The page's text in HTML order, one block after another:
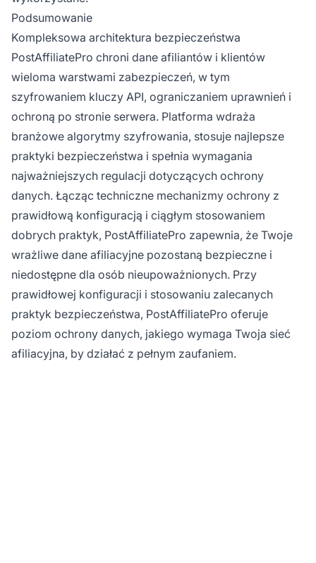
Podsumowanie
Kompleksowa architektura bezpieczeństwa
PostAffiliatePro chroni dane afiliantów i klientów
wieloma warstwami zabezpieczeń, w tym
szyfrowaniem kluczy API, ograniczaniem uprawnień i
ochroną po stronie serwera. Platforma wdraża
branżowe algorytmy szyfrowania, stosuje najlepsze
praktyki bezpieczeństwa i spełnia wymagania
najważniejszych regulacji dotyczących ochrony
danych. Łącząc techniczne mechanizmy ochrony z
prawidłową konfiguracją i ciągłym stosowaniem
dobrych praktyk, PostAffiliatePro zapewnia, że Twoje
wrażliwe dane afiliacyjne pozostaną bezpieczne i
niedostępne dla osób nieupoważnionych. Przy
prawidłowej konfiguracji i stosowaniu zalecanych
praktyk bezpieczeństwa, PostAffiliatePro oferuje
poziom ochrony danych, jakiego wymaga Twoja sieć
afiliacyjna, by działać z pełnym zaufaniem.